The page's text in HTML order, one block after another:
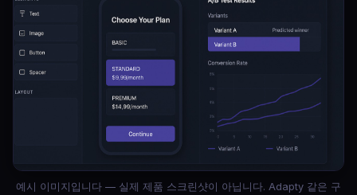
예시 이미지입니다 — 실제 제품 스크린샷이 아닙니다. Adapty 같은 구